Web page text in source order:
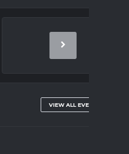
VIEW ALL EVENTS